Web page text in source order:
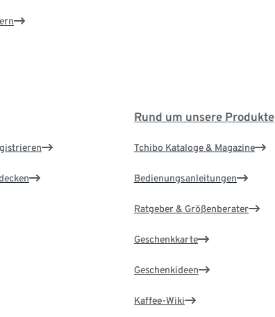
Rund um unsere Produkte
Tchibo Kataloge & Magazine
Bedienungsanleitungen
Ratgeber & Größenberater
Geschenkkarte
Geschenkideen
Kaffee-Wiki